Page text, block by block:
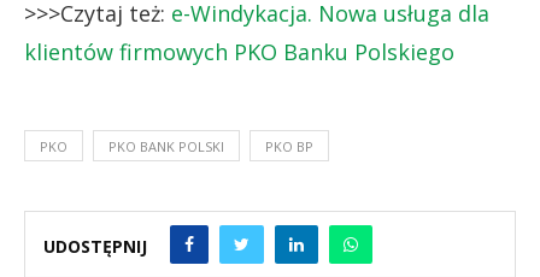
>>>Czytaj też: e-Windykacja. Nowa usługa dla
klientów firmowych PKO Banku Polskiego
PKO PKO BANK POLSKI PKO BP
UDOSTĘPNIJ